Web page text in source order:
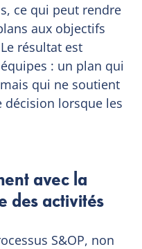
ce qui peut rendre
aux objectifs
résultat est
: un plan qui
qui ne soutient
décision lorsque les
avec la
des activités
S&OP, non